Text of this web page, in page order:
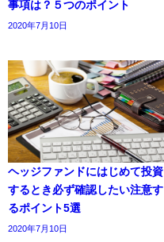
事項は？５つのポイント
2020年7月10日
ヘッジファンドにはじめて投資
するとき必ず確認したい注意す
るポイント5選
2020年7月10日